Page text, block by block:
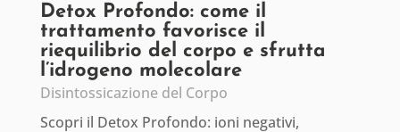
Detox Profondo: come il
trattamento favorisce il
riequilibrio del corpo e sfrutta
l’idrogeno molecolare
Disintossicazione del Corpo
Scopri il Detox Profondo: ioni negativi,